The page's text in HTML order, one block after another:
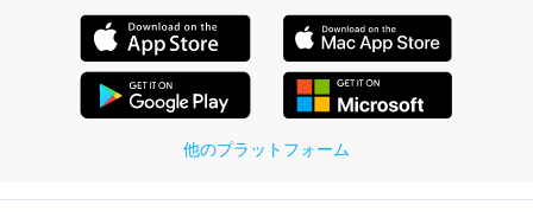
他のプラットフォーム